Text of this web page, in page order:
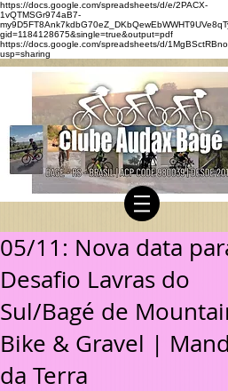
https://docs.google.com/spreadsheets/d/e/2PACX-
1vQTMSGr974aB7-
gid=1184128675&single=true&output=pdf
https://docs.google.com/spreadsheets/d/
usp=sharing
05/11: Nova data
Desafio Lavras do
Sul/Bagé de
Bike & Gravel |
da Terra